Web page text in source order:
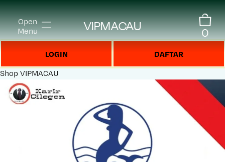
Open
Menu
VIPMACAU 0
LOGIN DAFTAR
Shop VIPMACAU